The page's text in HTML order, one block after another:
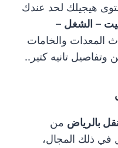
هيجيلك لحد عندك
– الشغل –
المعدات والخامات
وتفاصيل تانيه كتير..
بالرياض من
في ذلك المجال،